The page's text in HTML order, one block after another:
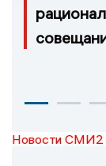
Новости СМИ2